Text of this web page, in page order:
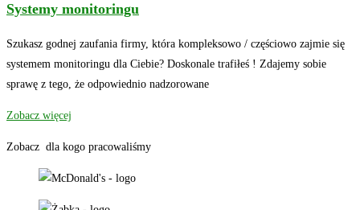
Systemy monitoringu
Szukasz godnej zaufania firmy, która kompleksowo / częściowo zajmie się
systemem monitoringu dla Ciebie? Doskonale trafiłeś ! Zdajemy sobie
sprawę z tego, że odpowiednio nadzorowane
Zobacz więcej
Zobacz dla kogo pracowaliśmy